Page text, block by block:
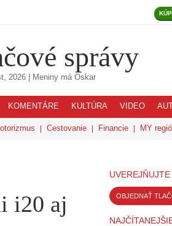
správy
2026| Meniny má Oskar
KOMENTÁRE KULTÚRA VIDEO
Cestovanie Financie MY
i20 aj OBJEDNAŤ